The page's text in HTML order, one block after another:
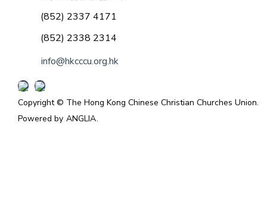
(852) 2337 4171
(852) 2338 2314
info@hkcccu.org.hk
Copyright © The Hong Kong Chinese Christian Churches Union.
Powered by ANGLIA.